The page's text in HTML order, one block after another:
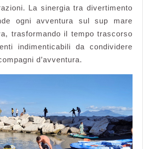
La sinergia tra divertimento
ogni avventura sul sup mare
trasformando il tempo trascorso
indimenticabili da condividere
d’avventura.